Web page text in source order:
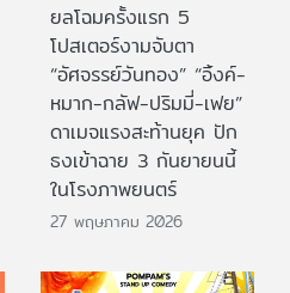
ยลโฉมครั้งแรก 5
โปสเตอร์งามจับตา
“อัศจรรย์วันทอง” “อิ้งค์-
หมาก-กลัฟ-ปริมมี่-เฟย”
ดาเมจแรงสะท้านยุค ปัก
ธงเข้าฉาย 3 กันยายนนี้
ในโรงภาพยนตร์
27 พฤษภาคม 2026